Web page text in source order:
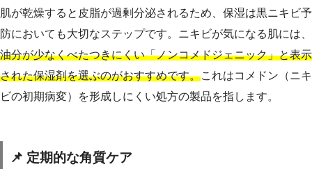
肌が乾燥すると皮脂が過剰分泌されるため、保湿は黒ニキビ予
防においても大切なステップです。ニキビが気になる肌には、
油分が少なくべたつきにくい「ノンコメドジェニック」と表示
された保湿剤を選ぶのがおすすめです。これはコメドン（ニキ
ビの初期病変）を形成しにくい処方の製品を指します。
📌 定期的な角質ケア